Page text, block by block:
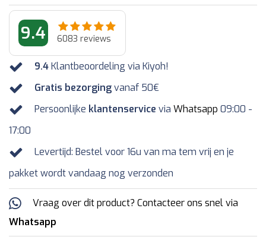
9.4 6083 reviews
9.4Klantbeoordeling via Kiyoh!
Gratis bezorgingvanaf 50€
Persoonlijke klantenservice via Whatsapp 09:00 -
17:00
Levertijd: Bestel voor 16u van ma tem vrij en je
pakket wordt vandaag nog verzonden
Vraag over dit product? Contacteer ons snel via
Whatsapp